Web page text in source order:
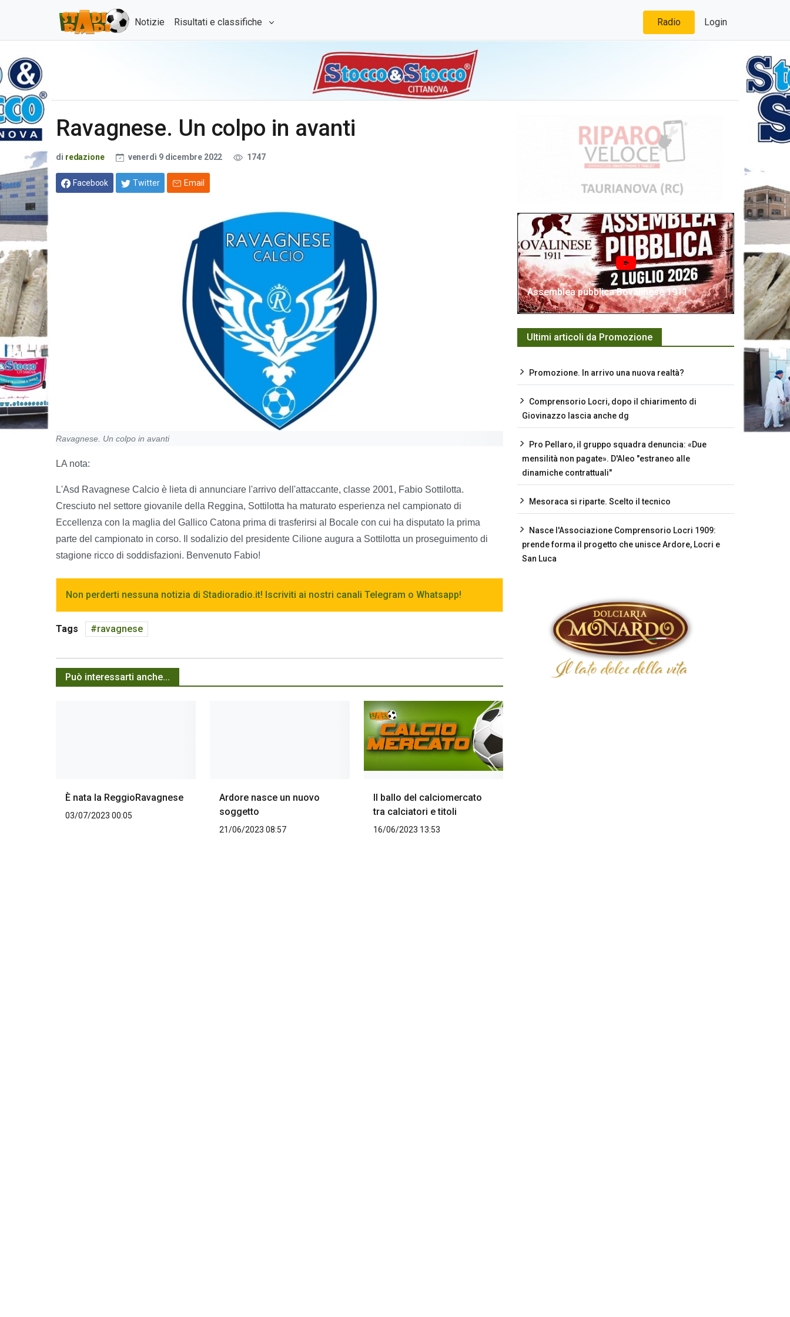
Notizie Risultati e classifiche Radio Login
Ravagnese. Un colpo in avanti
di redazione venerdì 9 dicembre 2022 1747
Facebook Twitter Email
Ravagnese. Un colpo in avanti
LA nota:
L'Asd Ravagnese Calcio è lieta di annunciare l'arrivo dell'attaccante, classe 2001, Fabio Sottilotta.
Cresciuto nel settore giovanile della Reggina, Sottilotta ha maturato esperienza nel campionato di
Eccellenza con la maglia del Gallico Catona prima di trasferirsi al Bocale con cui ha disputato la prima
parte del campionato in corso. Il sodalizio del presidente Cilione augura a Sottilotta un proseguimento di
stagione ricco di soddisfazioni. Benvenuto Fabio!
Non perderti nessuna notizia di Stadioradio.it! Iscriviti ai nostri canali Telegram o Whatsapp!
Tags ravagnese
Può interessarti anche...
È nata la ReggioRavagnese
03/07/2023 00:05
Ardore nasce un nuovo
soggetto
21/06/2023 08:57
Il ballo del calciomercato
tra calciatori e titoli
16/06/2023 13:53
Assemblea pubblica Bovalinese 1911
Ultimi articoli da Promozione
Promozione. In arrivo una nuova realtà?
Comprensorio Locri, dopo il chiarimento di
Giovinazzo lascia anche dg
Pro Pellaro, il gruppo squadra denuncia: «Due
mensilità non pagate». D'Aleo "estraneo alle
dinamiche contrattuali"
Mesoraca si riparte. Scelto il tecnico
Nasce l'Associazione Comprensorio Locri 1909:
prende forma il progetto che unisce Ardore, Locri e
San Luca